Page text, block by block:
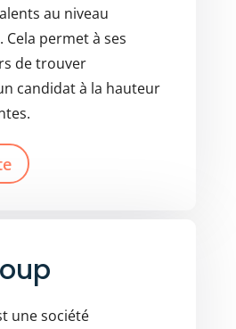
au niveau
permet à ses
de trouver
candidat à la hauteur
une société